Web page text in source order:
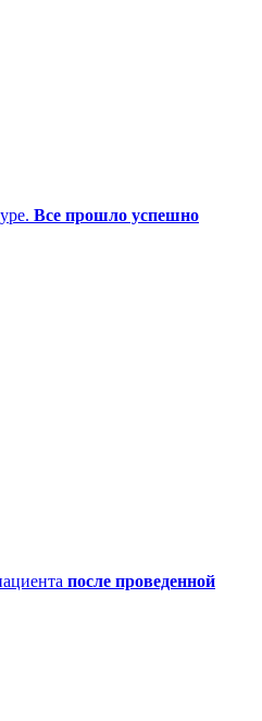
Все прошло успешно
после проведенной